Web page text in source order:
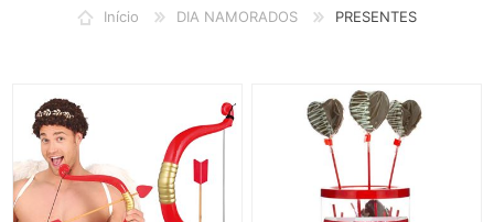
Início DIA NAMORADOS PRESENTES